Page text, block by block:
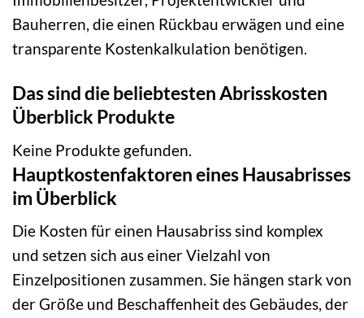
Bauherren, die einen Rückbau erwägen und eine
transparente Kostenkalkulation benötigen.
Das sind die beliebtesten Abrisskosten
Überblick Produkte
Keine Produkte gefunden.
Hauptkostenfaktoren eines Hausabrisses
im Überblick
Die Kosten für einen Hausabriss sind komplex
und setzen sich aus einer Vielzahl von
Einzelpositionen zusammen. Sie hängen stark von
der Größe und Beschaffenheit des Gebäudes, der